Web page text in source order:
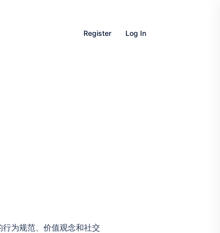
Register Log In
为规范、价值观念和社交